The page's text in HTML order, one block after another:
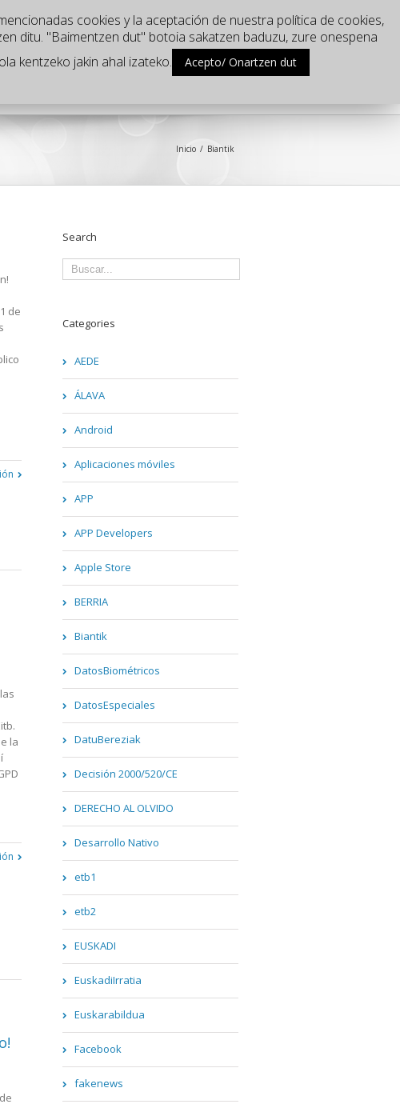
¿Dónde estamos?
Inicio Biantik
de
la
Search
Categories
AEDE
ÁLAVA
Android
Aplicaciones móviles
APP
APP Developers
Apple Store
BERRIA
Biantik
DatosBiométricos
DatosEspeciales
DatuBereziak
Decisión 2000/520/CE
DERECHO AL OLVIDO
Desarrollo Nativo
etb1
etb2
EUSKADI
EuskadiIrratia
Euskarabildua
Facebook
fakenews
cookies y la aceptación de nuestra política de cookies,
ditu. "Baimentzen dut" botoia sakatzen baduzu, zure onespena
kentzeko jakin ahal izateko.
Acepto/ Onartzen dut